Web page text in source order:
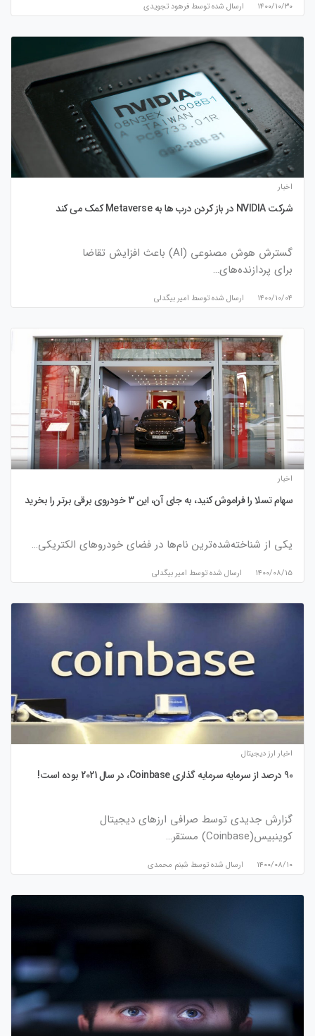
۱۴۰۰/۱۰/۳۰ ارسال شده توسط فرهود تجویدی
اخبار
شرکت NVIDIA در باز کردن درب ها به Metaverse کمک می کند
گسترش هوش مصنوعی (AI) باعث افزایش تقاضا
برای پردازنده‌های…
۱۴۰۰/۱۰/۰۴ ارسال شده توسط امیر بیگدلی
اخبار
سهام تسلا را فراموش کنید، به جای آن، این 3 خودروی برقی برتر را بخرید
یکی از شناخته‌شده‌ترین نام‌ها در فضای خودروهای الکتریکی…
۱۴۰۰/۰۸/۱۵ ارسال شده توسط امیر بیگدلی
اخبار ارز دیجیتال
90 درصد از سرمایه سرمایه گذاری Coinbase، در سال 2021 بوده است!
گزارش جدیدی توسط صرافی ارزهای دیجیتال
کوینبیس(Coinbase) مستقر…
۱۴۰۰/۰۸/۱۰ ارسال شده توسط شبنم محمدی